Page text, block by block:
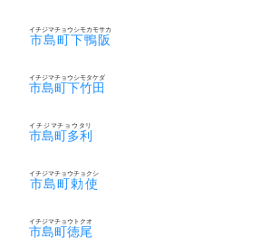
市島町下鴨阪
イチジマチョウシモカモサカ
市島町下竹田
イチジマチョウシモタケダ
市島町多利
イチジマチョウタリ
市島町勅使
イチジマチョウチョクシ
市島町徳尾
イチジマチョウトクオ